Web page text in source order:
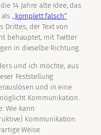
14 Jahre alte Idee, das
als „komplett falsch“
Drittes, der Text von
behauptet, mit Twitter
in dieselbe Richtung.
und ich möchte, aus
Feststellung
und in eine
Kommunikation.
Wie kann
Kommunikation
Weise